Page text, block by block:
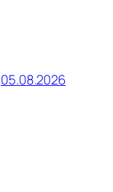
05.08.2026